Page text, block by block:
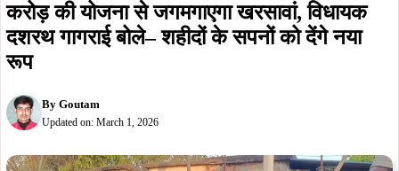
करोड़ की योजना से जगमगाएगा खरसावां, विधायक
दशरथ गागराई बोले– शहीदों के सपनों को देंगे नया
रूप
By Goutam
Updated on: March 1, 2026